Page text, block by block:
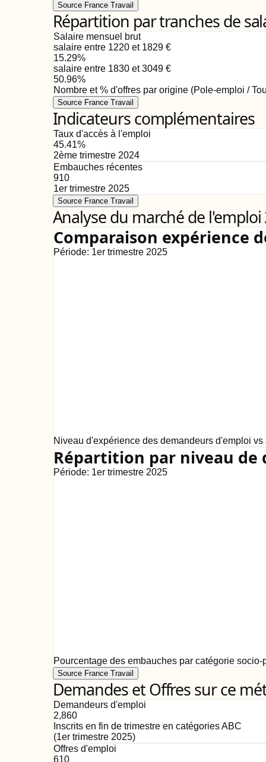
Source France Travail
Répartition par tranches de
Salaire mensuel brut
salaire entre 1220 et 1829€
15.29%
salaire entre 1830 et 3049€
50.96%
Nombre et % d'offres par origine (Pole-emploi /
Source France Travail
Indicateurs complémentaires
Taux d'accès à l'emploi
45.41%
2ème trimestre 2024
Embauches récentes
910
1er trimestre 2025
Source France Travail
Analyse du marché de l'emploi
Comparaison expérience
Période: 1er trimestre 2025
Niveau d'expérience des demandeurs d'emploi vs
Répartition par niveau
Période: 1er trimestre 2025
Pourcentage des embauches par catégorie
Source France Travail
Demandes et Offres sur ce
Demandeurs d'emploi
2,860
Inscrits en fin de trimestre en catégories ABC
(1er trimestre 2025)
Offres d'emploi
610